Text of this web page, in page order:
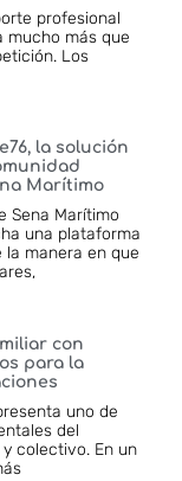
profesional
mucho más que
Los
la solución
Marítimo
Sena Marítimo
una plataforma
la manera en que
con
para la
uno de
del
colectivo. En un